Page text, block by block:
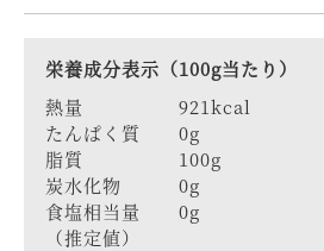
栄養成分表示（100g当たり）
熱量 921kcal
たんぱく質 0g
脂質 100g
炭水化物 0g
食塩相当量 0g
（推定値）